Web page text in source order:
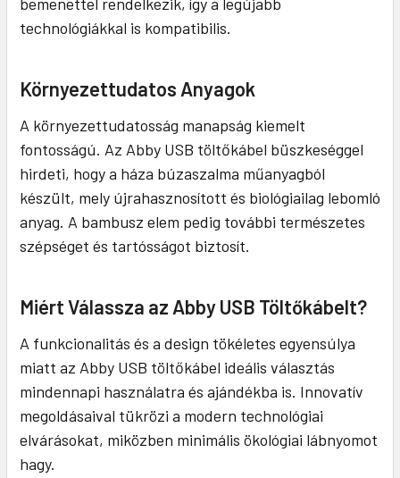
technológiákkal is kompatibilis.
Környezettudatos Anyagok
A környezettudatosság manapság kiemelt
fontosságú. Az Abby USB töltőkábel büszkeséggel
hirdeti, hogy a háza búzaszalma műanyagból
készült, mely újrahasznosított és biológiailag lebomló
anyag. A bambusz elem pedig további természetes
szépséget és tartósságot biztosít.
Miért Válassza az Abby USB Töltőkábelt?
A funkcionalitás és a design tökéletes egyensúlya
miatt az Abby USB töltőkábel ideális választás
mindennapi használatra és ajándékba is. Innovatív
megoldásaival tükrözi a modern technológiai
elvárásokat, miközben minimális ökológiai lábnyomot
hagy.